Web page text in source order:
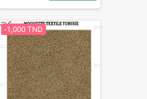
-1,000 TND